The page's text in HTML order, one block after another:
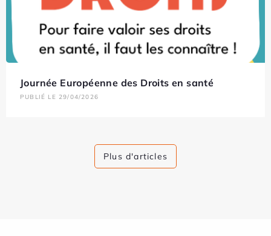
Journée Européenne des Droits en santé
PUBLIÉ LE 29/04/2026
Plus d'articles